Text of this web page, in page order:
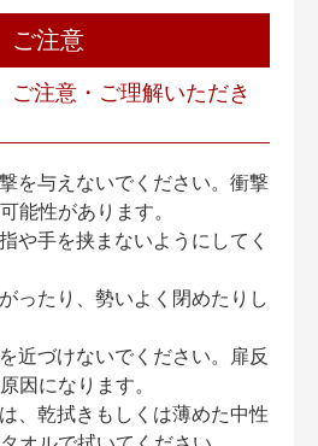
ご注意
ご注意・ご理解いただき
を与えないでください。衝撃
能性があります。
や手を挟まないようにしてく
ったり、勢いよく閉めたりし
近づけないでください。扉反
因になります。
、乾拭きもしくは薄めた中性